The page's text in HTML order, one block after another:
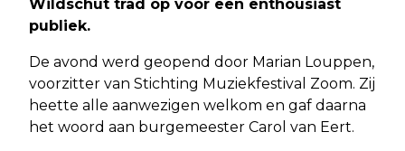
Wildschut trad op voor een enthousiast
publiek.
De avond werd geopend door Marian Louppen,
voorzitter van Stichting Muziekfestival Zoom. Zij
heette alle aanwezigen welkom en gaf daarna
het woord aan burgemeester Carol van Eert.